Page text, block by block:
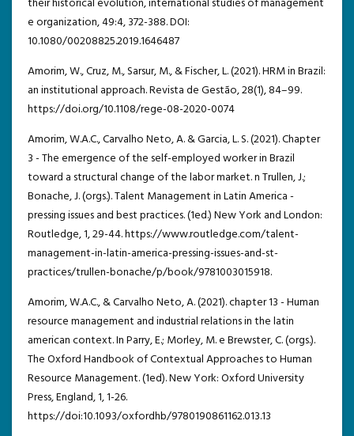
e organization, 49:4, 372-388. DOI:
10.1080/00208825.2019.1646487
Amorim, W., Cruz, M., Sarsur, M., & Fischer, L. (2021). HRM in Brazil:
an institutional approach. Revista de Gestão, 28(1), 84–99.
https://doi.org/10.1108/rege-08-2020-0074
Amorim, W.A.C., Carvalho Neto, A. & Garcia, L. S. (2021). Chapter
3 - The emergence of the self-employed worker in Brazil
toward a structural change of the labor market. n Trullen, J.;
Bonache, J. (orgs.). Talent Management in Latin America -
pressing issues and best practices. (1ed.) New York and London:
Routledge, 1, 29-44. https://www.routledge.com/talent-
management-in-latin-america-pressing-issues-and-st-
practices/trullen-bonache/p/book/9781003015918.
Amorim, W.A.C., & Carvalho Neto, A. (2021). chapter 13 - Human
resource management and industrial relations in the latin
american context. In Parry, E.; Morley, M. e Brewster, C. (orgs.).
The Oxford Handbook of Contextual Approaches to Human
Resource Management. (1ed). New York: Oxford University
Press, England, 1, 1-26.
https://doi:10.1093/oxfordhb/9780190861162.013.13